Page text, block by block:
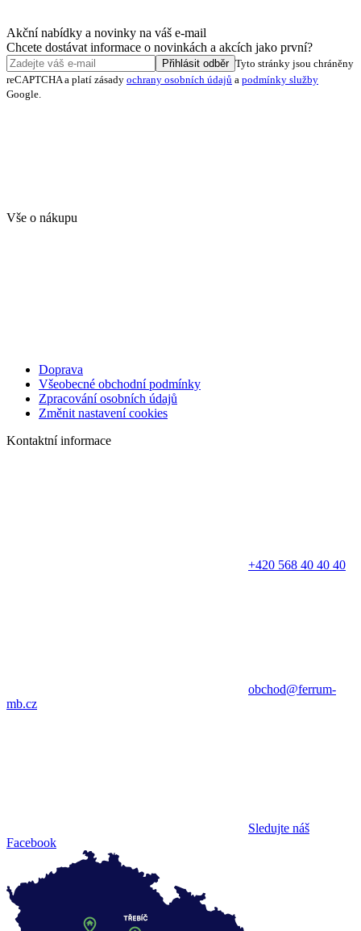
Akční nabídky a novinky na váš e-mail
Chcete dostávat informace o novinkách a akcích jako první?
Přihlásit odběr Tyto stránky jsou chráněny
reCAPTCHA a platí zásady ochrany osobních údajů a podmínky služby
Google.
Vše o nákupu
Doprava
Všeobecné obchodní podmínky
Zpracování osobních údajů
Změnit nastavení cookies
Kontaktní informace
+420 568 40 40 40
obchod@ferrum-
mb.cz
Sledujte náš
Facebook